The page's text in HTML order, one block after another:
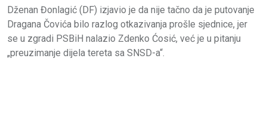
Dženan Đonlagić (DF) izjavio je da nije tačno da je putovanje
Dragana Čovića bilo razlog otkazivanja prošle sjednice, jer
se u zgradi PSBiH nalazio Zdenko Ćosić, već je u pitanju
„preuzimanje dijela tereta sa SNSD-a“.